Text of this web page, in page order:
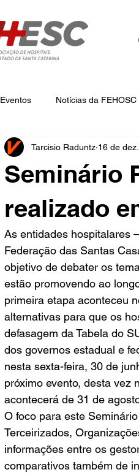
Eventos Notícias da FEHOSC
Notícias da AHESC
Seminário
realizado
Tarcisio Raduntz 16 de
As entidades hospitalares
Federação das Santas
objetivo de debater os
estão promovendo ao
primeira etapa aconteceu
alternativas para que os
defasagem da Tabela do
dos governos estadual e
nesta sexta-feira, 30 de
próximo evento, desta vez
acontecerá de 31 de
O foco para este
Terceirizados,
informações entre os
comparativos também de